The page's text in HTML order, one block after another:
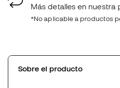
Más detalles en nuestra
*No aplicable a productos
Sobre el producto